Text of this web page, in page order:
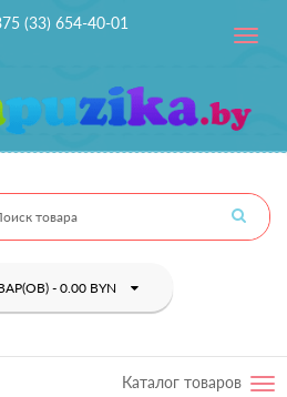
(33) 654-40-01
Toggle
- 0.00 BYN
Каталог товаров